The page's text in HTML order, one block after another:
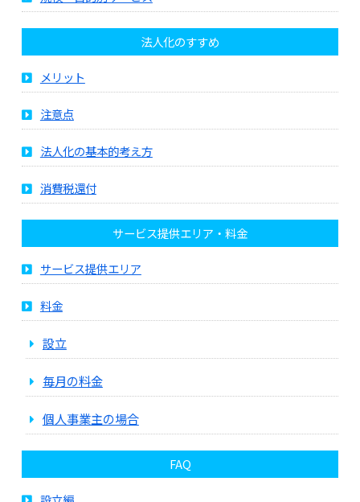
法人化のすすめ
メリット
注意点
法人化の基本的考え方
消費税還付
サービス提供エリア・料金
サービス提供エリア
料金
設立
毎月の料金
個人事業主の場合
FAQ